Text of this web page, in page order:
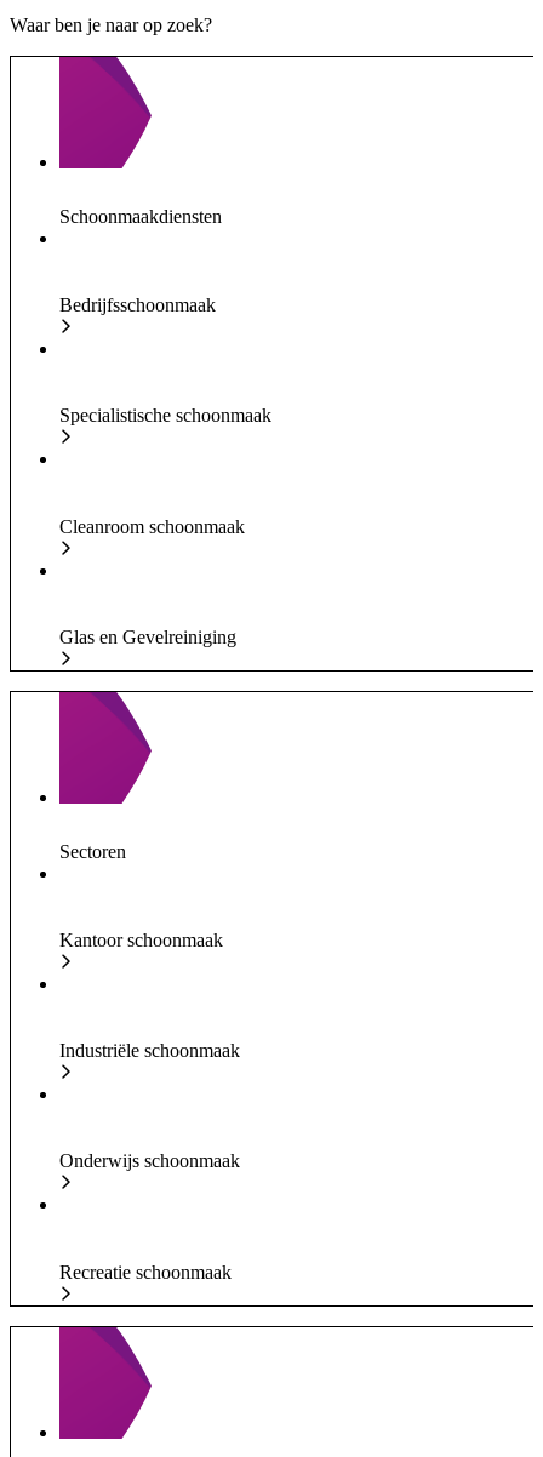
Waar ben je naar op zoek?
Schoonmaakdiensten
Bedrijfsschoonmaak
Specialistische schoonmaak
Cleanroom schoonmaak
Glas en Gevelreiniging
Sectoren
Kantoor schoonmaak
Industriële schoonmaak
Onderwijs schoonmaak
Recreatie schoonmaak